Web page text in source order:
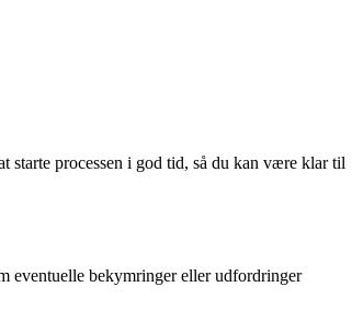
starte processen i god tid, så du kan være klar til
eventuelle bekymringer eller udfordringer